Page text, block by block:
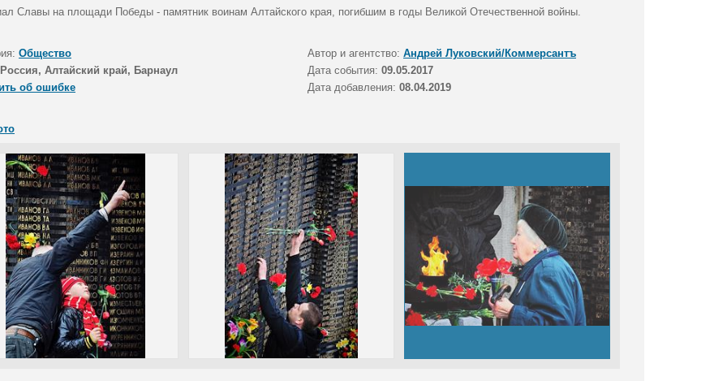
Славы на площади Победы - памятник воинам Алтайского края, погибшим в годы Великой Отечественной войны.
Общество Автор и агентство: Андрей Луковский/Коммерсантъ
Россия, Алтайский край, Барнаул Дата события: 09.05.2017
об ошибке
Дата добавления: 08.04.2019